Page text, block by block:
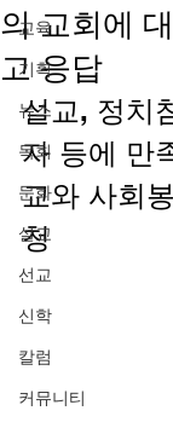
교육
기획
뉴스
목회
문화
설교
선교
신학
칼럼
커뮤니티
의 교회에
고 응답
설교, 정치
자 등에 만
교와 사회
청